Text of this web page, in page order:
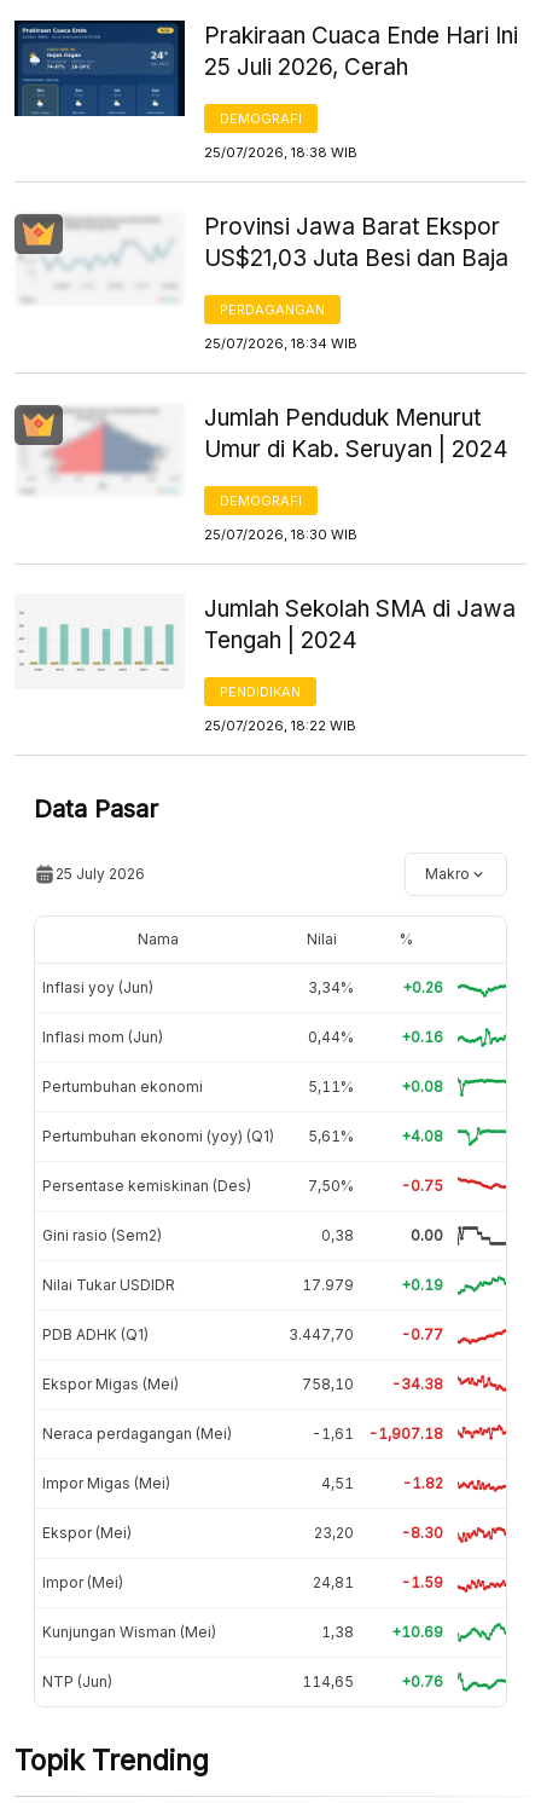
Prakiraan Cuaca Ende Hari Ini
25 Juli 2026, Cerah
DEMOGRAFI
25/07/2026, 18:38 WIB
Provinsi Jawa Barat Ekspor
US$21,03 Juta Besi dan Baja
PERDAGANGAN
25/07/2026, 18:34 WIB
Jumlah Penduduk Menurut
Umur di Kab. Seruyan | 2024
DEMOGRAFI
25/07/2026, 18:30 WIB
Jumlah Sekolah SMA di Jawa
Tengah | 2024
PENDIDIKAN
25/07/2026, 18:22 WIB
Data Pasar
25 July 2026 Makro
Nama Nilai %
Inflasi yoy (Jun) 3,34% +0.26
Inflasi mom (Jun) 0,44% +0.16
Pertumbuhan ekonomi 5,11% +0.08
Pertumbuhan ekonomi (yoy) (Q1) 5,61% +4.08
Persentase kemiskinan (Des) 7,50% -0.75
Gini rasio (Sem2) 0,38 0.00
Nilai Tukar USDIDR 17.979 +0.19
PDB ADHK (Q1) 3.447,70 -0.77
Ekspor Migas (Mei) 758,10 -34.38
Neraca perdagangan (Mei) -1,61 -1,907.18
Impor Migas (Mei) 4,51 -1.82
Ekspor (Mei) 23,20 -8.30
Impor (Mei) 24,81 -1.59
Kunjungan Wisman (Mei) 1,38 +10.69
NTP (Jun) 114,65 +0.76
Topik Trending